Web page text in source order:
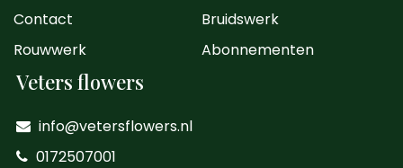
Contact
Bruidswerk
Rouwwerk
Abonnementen
Veters flowers
info@vetersflowers.nl
0172507001